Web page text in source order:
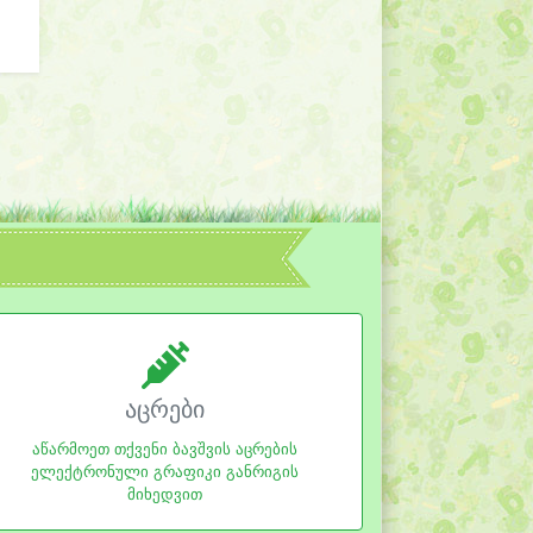
აცრები
აწარმოეთ თქვენი ბავშვის აცრების
ელექტრონული გრაფიკი განრიგის
მიხედვით